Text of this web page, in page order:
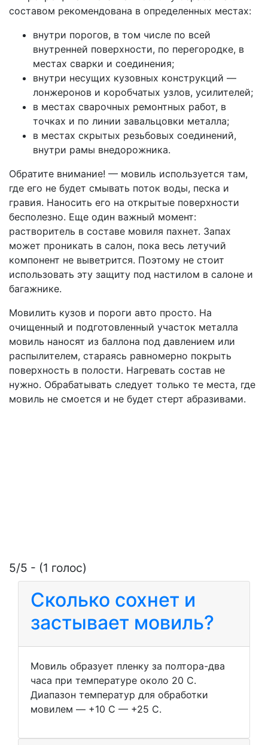
составом рекомендована в определенных местах:
внутри порогов, в том числе по всей
внутренней поверхности, по перегородке, в
местах сварки и соединения;
внутри несущих кузовных конструкций —
лонжеронов и коробчатых узлов, усилителей;
в местах сварочных ремонтных работ, в
точках и по линии завальцовки металла;
в местах скрытых резьбовых соединений,
внутри рамы внедорожника.
Обратите внимание! — мовиль используется там,
где его не будет смывать поток воды, песка и
гравия. Наносить его на открытые поверхности
бесполезно. Еще один важный момент:
растворитель в составе мовиля пахнет. Запах
может проникать в салон, пока весь летучий
компонент не выветрится. Поэтому не стоит
использовать эту защиту под настилом в салоне и
багажнике.
Мовилить кузов и пороги авто просто. На
очищенный и подготовленный участок металла
мовиль наносят из баллона под давлением или
распылителем, стараясь равномерно покрыть
поверхность в полости. Нагревать состав не
нужно. Обрабатывать следует только те места, где
мовиль не смоется и не будет стерт абразивами.
5/5 - (1 голос)
Сколько сохнет и
застывает мовиль?
Мовиль образует пленку за полтора-два
часа при температуре около 20 С.
Диапазон температур для обработки
мовилем — +10 С — +25 С.